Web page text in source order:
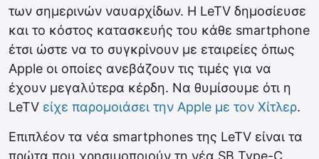
των σημερινών ναυαρχίδων. H LeTV δημοσίευσε
και το κόστος κατασκευής του κάθε smartphone
έτσι ώστε να το συγκρίνουν με εταιρείες όπως
Apple οι οποίες ανεβάζουν τις τιμές για να
έχουν μεγαλύτερα κέρδη. Να θυμίσουμε ότι η
LeTV είχε παρομοιάσει την Apple με τον Χίτλερ.
Επιπλέον τα νέα smartphones της LeTV είναι τα
πρώτα που χρησιμοποιούν τη νέα SB Type-C